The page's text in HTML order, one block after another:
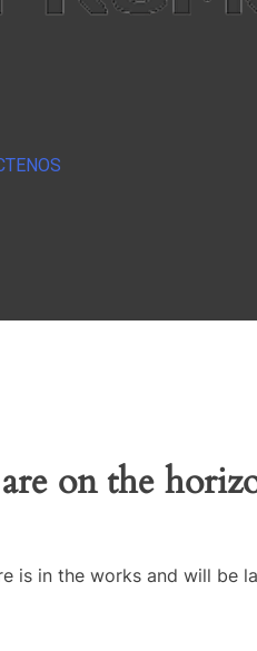
on the
is in the works and will be